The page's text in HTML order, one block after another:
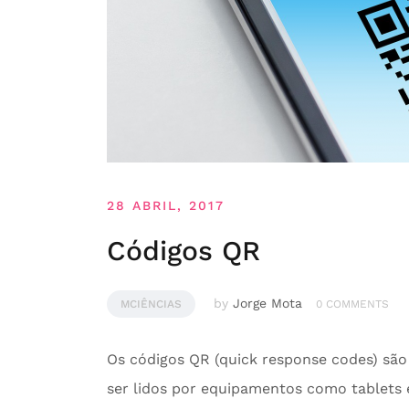
28 ABRIL, 2017
Códigos QR
MCIÊNCIAS by Jorge Mota 0 COMMENTS
Os códigos QR (quick response codes)
ser lidos por equipamentos como tablets